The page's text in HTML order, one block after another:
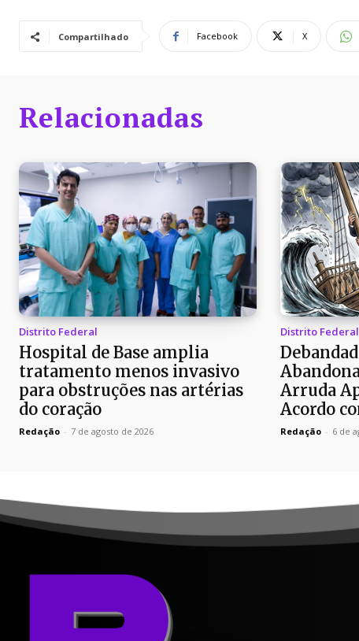
Compartilhado Facebook X
Relacionadas
Distrito Federal
Hospital de Base amplia
tratamento menos invasivo
para obstruções nas artérias
do coração
Redação - 7 de agosto de 2026
Distrito Federal
Arruda
Acordo
Redação - 6 de